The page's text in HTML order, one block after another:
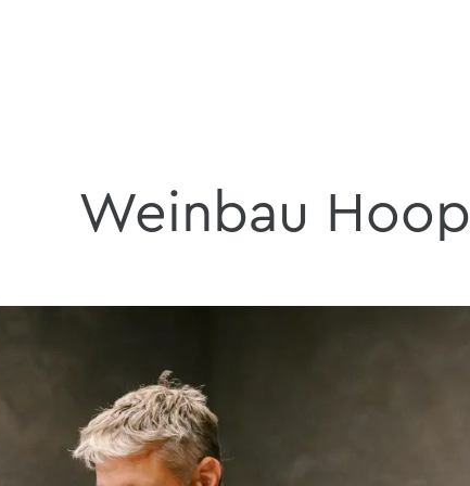
Weinbau Hoop